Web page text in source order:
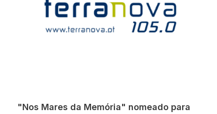
"Nos Mares da Memória" nomeado para